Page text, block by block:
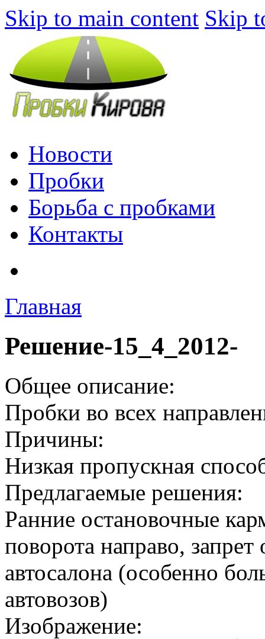
Skip to main content Skip
Новости
Пробки
Борьба с пробками
Контакты
Главная
Решение-15_4_2012-
Общее описание:
Пробки во всех
Причины:
Низкая пропускная
Предлагаемые решения:
Ранние остановочные
поворота направо,
автосалона (особенно
автовозов)
Изображение: